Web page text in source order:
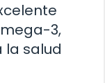
3,
la salud